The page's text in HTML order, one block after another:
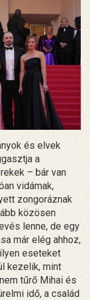
és elvek
a
– bár van
vidámak,
zongoráznak
közösen
lenne, de egy
már elég ahhoz,
eseteket
kezelik, mint
tűrő Mihai és
idő, a család